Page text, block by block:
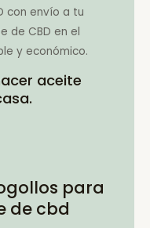
con envío a tu
de CBD en el
y económico.
aceite
para
de cbd